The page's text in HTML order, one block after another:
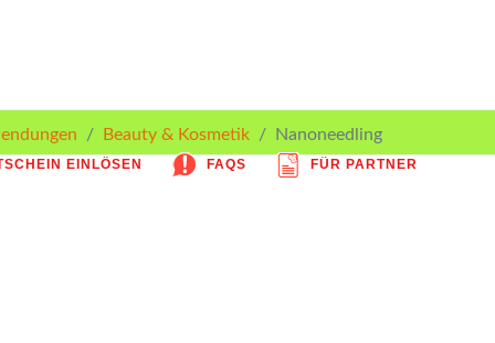
EINLÖSEN FAQS FÜR PARTNER
Beauty & Kosmetik Nanoneedling